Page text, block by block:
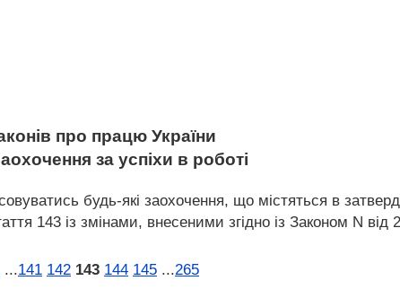
про працю України
за успіхи в роботі
будь-які заохочення, що містяться в
143 із змінами, внесеними згідно із Законом N від
...141 142 143 144 145 ...265